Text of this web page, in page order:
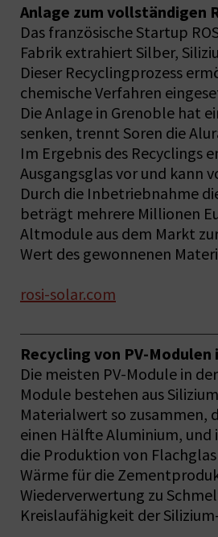
Anlage zum vollständigen
Das französische Startup
Fabrik extrahiert Silber,
Dieser Recyclingprozess
chemische Verfahren
Die Anlage in Grenoble hat
senken, trennt Soren die
Im Ergebnis des Recyclings
Ausgangsglas vor und kann
Durch die Inbetriebnahme
beträgt mehrere Millionen
Altmodule aus dem Markt
Wert des gewonnenen
rosi-solar.com
Recycling von PV-Modulen
Die meisten PV-Module in
Module bestehen aus
Materialwert so zusammen,
einen Hälfte Aluminium, und
die Produktion von
Wärme für die
Wiederverwertung zu
Kreislaufähigkeit der